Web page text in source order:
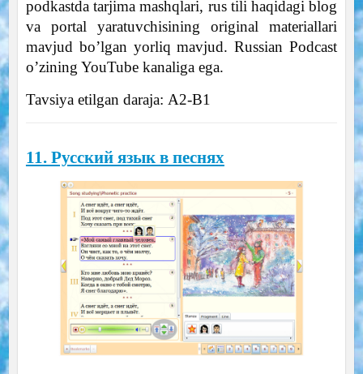
podkastda tarjima mashqlari, rus tili haqidagi blog
va portal yaratuvchisining original materiallari
mavjud bo’lgan yorliq mavjud. Russian Podcast
o’zining YouTube kanaliga ega.
Tavsiya etilgan daraja: А2-B1
11. Русский язык в песнях